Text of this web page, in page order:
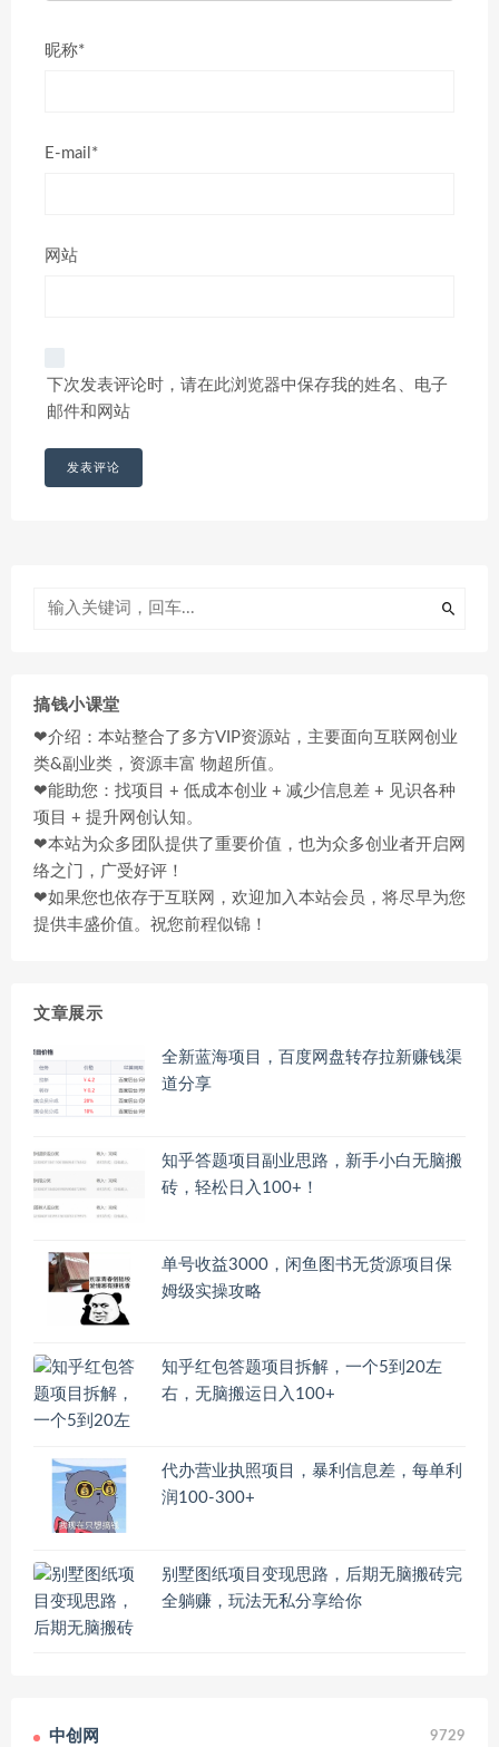
昵称*
E-mail*
网站
下次发表评论时，请在此浏览器中保存我的姓名、电子
邮件和网站
搞钱小课堂
❤介绍：本站整合了多方VIP资源站，主要面向互联网创业
类&副业类，资源丰富 物超所值。
❤能助您：找项目 + 低成本创业 + 减少信息差 + 见识各种
项目 + 提升网创认知。
❤本站为众多团队提供了重要价值，也为众多创业者开启网
络之门，广受好评！
❤如果您也依存于互联网，欢迎加入本站会员，将尽早为您
提供丰盛价值。祝您前程似锦！
文章展示
全新蓝海项目，百度网盘转存拉新赚钱渠
道分享
知乎答题项目副业思路，新手小白无脑搬
砖，轻松日入100+！
单号收益3000，闲鱼图书无货源项目保
姆级实操攻略
知乎红包答题项目拆解，一个5到20左
右，无脑搬运日入100+
代办营业执照项目，暴利信息差，每单利
润100-300+
别墅图纸项目变现思路，后期无脑搬砖完
全躺赚，玩法无私分享给你
中创网 9729